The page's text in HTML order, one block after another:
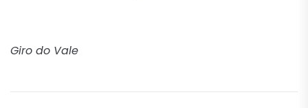
Giro do Vale